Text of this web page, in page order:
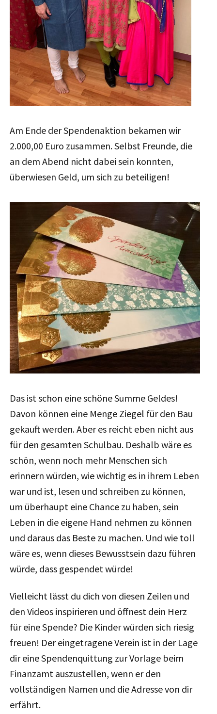
Am Ende der Spendenaktion bekamen wir
2.000,00 Euro zusammen. Selbst Freunde, die
an dem Abend nicht dabei sein konnten,
überwiesen Geld, um sich zu beteiligen!
Das ist schon eine schöne Summe Geldes!
Davon können eine Menge Ziegel für den Bau
gekauft werden. Aber es reicht eben nicht aus
für den gesamten Schulbau. Deshalb wäre es
schön, wenn noch mehr Menschen sich
erinnern würden, wie wichtig es in ihrem Leben
war und ist, lesen und schreiben zu können,
um überhaupt eine Chance zu haben, sein
Leben in die eigene Hand nehmen zu können
und daraus das Beste zu machen. Und wie toll
wäre es, wenn dieses Bewusstsein dazu führen
würde, dass gespendet würde!
Vielleicht lässt du dich von diesen Zeilen und
den Videos inspirieren und öffnest dein Herz
für eine Spende? Die Kinder würden sich riesig
freuen! Der eingetragene Verein ist in der Lage
dir eine Spendenquittung zur Vorlage beim
Finanzamt auszustellen, wenn er den
vollständigen Namen und die Adresse von dir
erfährt.